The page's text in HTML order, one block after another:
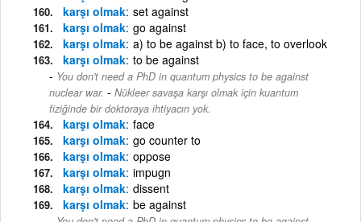
karşı olmak set against
karşı olmak go against
karşı olmak a) to be against b) to face, to overlook
karşı olmak to be against
You don't need a PhD in quantum physics to be against
nuclear war. - Nükleer savaşa karşı olmak için kuantum
fiziğinde bir doktoraya ihtiyacın yok.
karşı olmak face
karşı olmak go counter to
karşı olmak oppose
karşı olmak impugn
karşı olmak dissent
karşı olmak be against